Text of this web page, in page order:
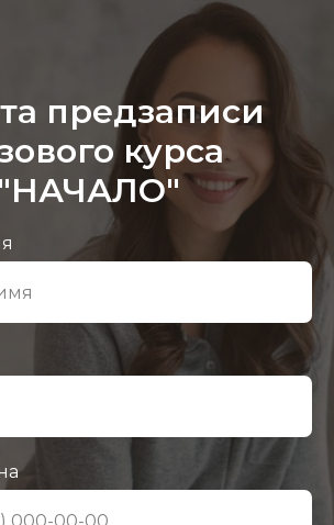
предзаписи
курса
"НАЧАЛО"